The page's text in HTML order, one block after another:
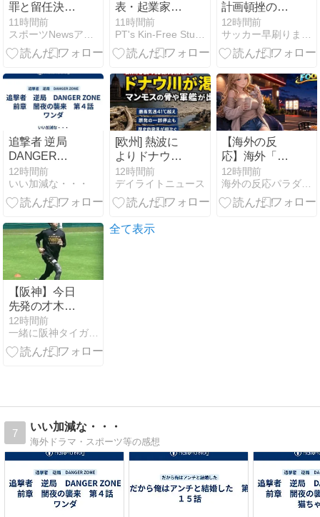
罪と留任決
定、W杯権利
売却案の行方
は？
11時間前
表・起業家一
覧｜プロフィ
ール・学歴・
経歴まとめ
11時間前
計画頓挫の
FIFA会長、ト
ランプ政権に
支援要請ｗｗ
12時間前
追撃者 逆局
DANGER
ZONE 前章 闇
夜の襲来 第４
話 ワンダ
12時間前
いい加減な・・・
[欧州] 熱波に
よりドナウ川
では深刻な水
位低下が発
生・川底から
や軍艦などが
12時間前
デイライトニュース
【海外の反
応】海外「日
本資本が入っ
た瞬間、魔法
がかかった
12時間前
【阪神】今日
先発の才木浩
人が中日戦前
に放った「ま
さの一言」…
は？
12時間前
一緒に阪神タイガースを応援しよう！
全て表示
7
いい加減な・・・
海外ドラマ・スポーツ等の感想